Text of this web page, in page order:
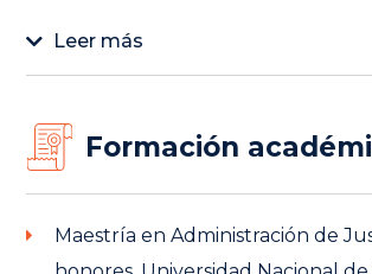
Leer más
Formación
Maestría en Administración de